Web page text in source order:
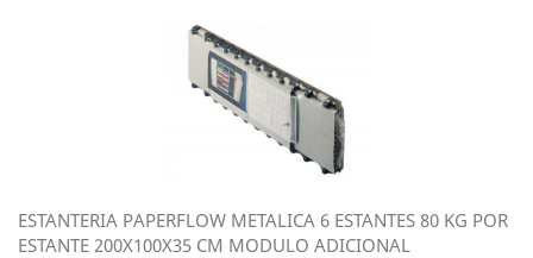
ESTANTERIA PAPERFLOW METALICA 6 ESTANTES 80 KG POR
ESTANTE 200X100X35 CM MODULO ADICIONAL